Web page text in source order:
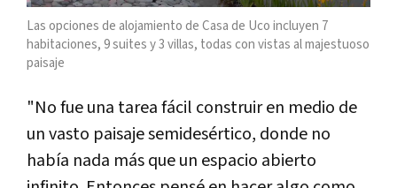
Las opciones de alojamiento de Casa de Uco incluyen 7
habitaciones, 9 suites y 3 villas, todas con vistas al majestuoso
paisaje
"No fue una tarea fácil construir en medio de
un vasto paisaje semidesértico, donde no
había nada más que un espacio abierto